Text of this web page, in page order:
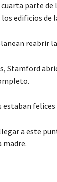
parte
edificios de
reabrir
Stamford
estaban
a este
madre.